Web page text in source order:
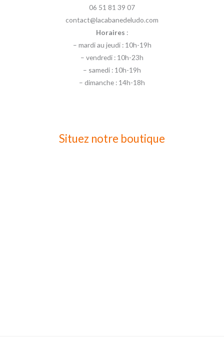
06 51 81 39 07
contact@lacabanedeludo.com
Horaires :
– mardi au jeudi : 10h-19h
– vendredi : 10h-23h
– samedi : 10h-19h
– dimanche : 14h-18h
Situez notre boutique